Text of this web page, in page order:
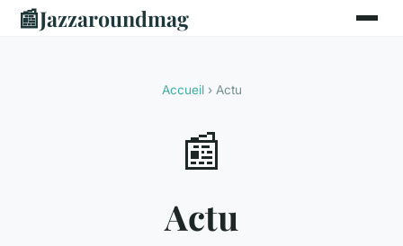
📰Jazzaroundmag
Accueil› Actu
📰
Actu